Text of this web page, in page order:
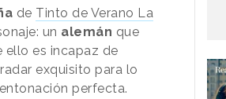
de Tinto de Verano La
un alemán que
ello es incapaz de
exquisito para lo
perfecta.